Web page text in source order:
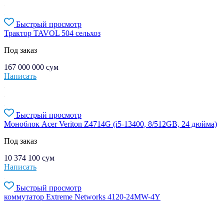
Быстрый просмотр
Трактор TAVOL 504 сельхоз
Под заказ
167 000 000 сум
Написать
Быстрый просмотр
Моноблок Acer Veriton Z4714G (i5-13400, 8/512GB, 24 дюйма)
Под заказ
10 374 100 сум
Написать
Быстрый просмотр
коммутатор Extreme Networks 4120-24MW-4Y